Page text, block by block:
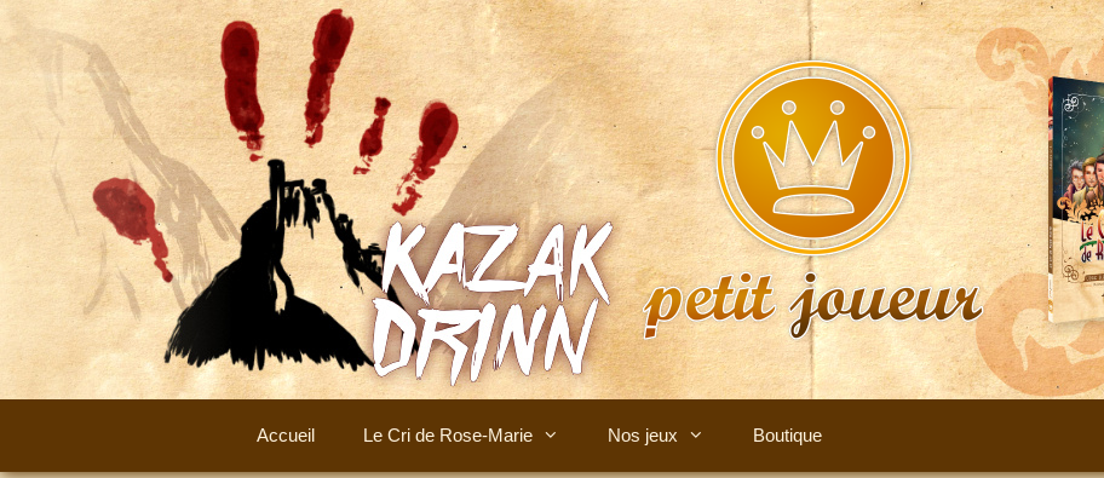
au
contenu
Accueil Le Cri de Rose-Marie Nos jeux Boutique